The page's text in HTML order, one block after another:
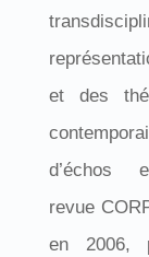
et des
d’échos
revue
en 2006,